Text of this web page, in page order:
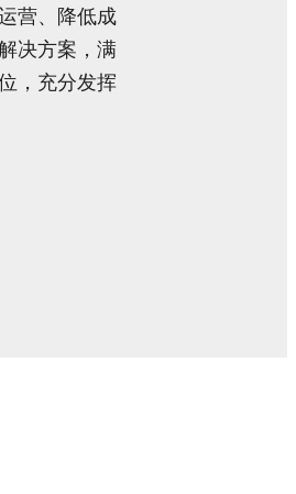
营、降低成
决方案，满
，充分发挥